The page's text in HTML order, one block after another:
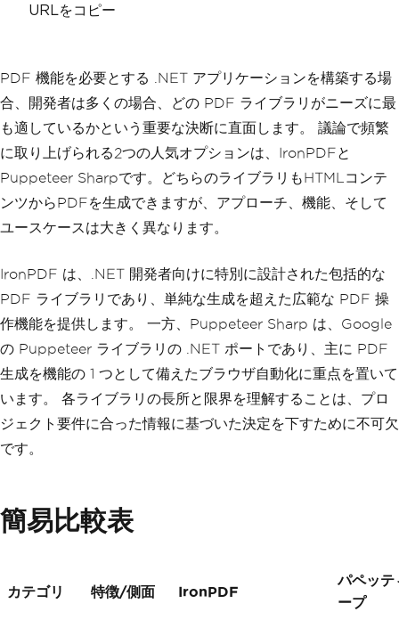
URLをコピー
PDF 機能を必要とする .NET アプリケーションを構築する場
合、開発者は多くの場合、どの PDF ライブラリがニーズに最
も適しているかという重要な決断に直面します。 議論で頻繁
に取り上げられる2つの人気オプションは、IronPDFと
Puppeteer Sharpです。どちらのライブラリもHTMLコンテ
ンツからPDFを生成できますが、アプローチ、機能、そして
ユースケースは大きく異なります。
IronPDF は、.NET 開発者向けに特別に設計された包括的な
PDF ライブラリであり、単純な生成を超えた広範な PDF 操
作機能を提供します。 一方、Puppeteer Sharp は、Google
の Puppeteer ライブラリの .NET ポートであり、主に PDF
生成を機能の 1 つとして備えたブラウザ自動化に重点を置いて
います。 各ライブラリの長所と限界を理解することは、プロ
ジェクト要件に合った情報に基づいた決定を下すために不可欠
です。
簡易比較表
カテゴリ 特徴/側面 IronPDF
パペッテ
ープ